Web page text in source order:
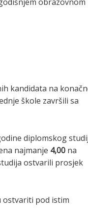
kandidata na
škole završili sa
diplomskog
najmanje 4,00 na
ostvarili prosjek
ostvariti pod istim